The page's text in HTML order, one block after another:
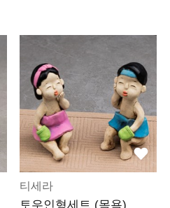
티세라
토우인형세트 (목욕)